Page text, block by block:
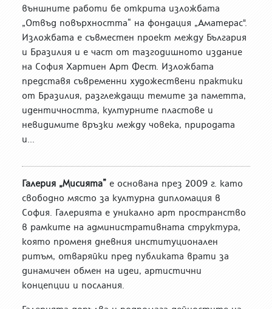
външните работи бе открита изложбата
„Отвъд повърхността“ на фондация „Аматерас".
Изложбата е съвместен проект между България
и Бразилия и е част от тазгодишното издание
на София Хартиен Арт Фест. Изложбата
представя съвременни художествени практики
от Бразилия, разглеждащи темите за паметта,
идентичността, културните пластове и
невидимите връзки между човека, природата
и...
Галерия „Мисията” е основана през 2009 г. като
свободно място за културна дипломация в
София. Галерията е уникално арт пространство
в рамките на административната структура,
която променя дневния институционален
ритъм, отваряйки пред публиката врати за
динамичен обмен на идеи, артистични
концепции и послания.